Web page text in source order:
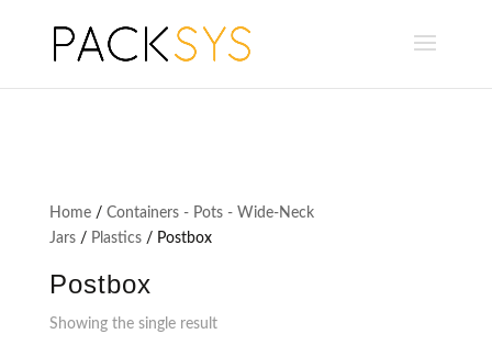
Home/ Containers - Pots - Wide-Neck
Jars/ Plastics/ Postbox
Postbox
Showing the single result